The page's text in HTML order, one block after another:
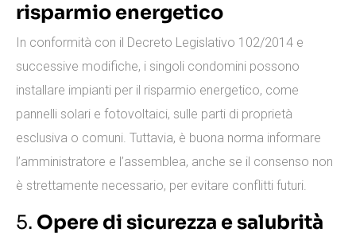
risparmio energetico
In conformità con il Decreto Legislativo 102/2014 e
successive modifiche, i singoli condomini possono
installare impianti per il risparmio energetico, come
pannelli solari e fotovoltaici, sulle parti di proprietà
esclusiva o comuni. Tuttavia, è buona norma informare
l’amministratore e l’assemblea, anche se il consenso non
è strettamente necessario, per evitare conflitti futuri.
5. Opere di sicurezza e salubrità